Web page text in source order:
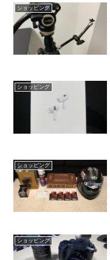
ショッピング
ショッピング
ショッピング
ショッピング